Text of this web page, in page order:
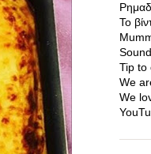
Το
Tip to
We
We